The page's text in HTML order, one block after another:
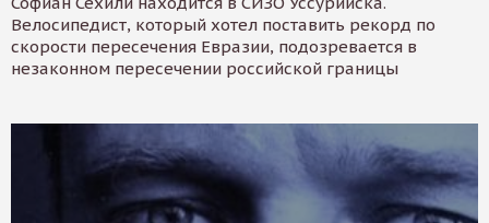
Велосипедист, который хотел поставить рекорд по
скорости пересечения Евразии, подозревается в
незаконном пересечении российской границы